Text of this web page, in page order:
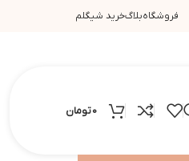
فروشگاهبلاگخرید شیگلم
0تومان